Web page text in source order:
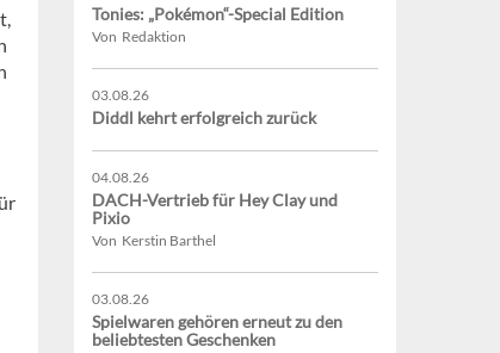
Tonies: „Pokémon“-Special Edition
Von Redaktion
03.08.26
Diddl kehrt erfolgreich zurück
04.08.26
DACH-Vertrieb für Hey Clay und
Pixio
Von Kerstin Barthel
03.08.26
Spielwaren gehören erneut zu den
beliebtesten Geschenken